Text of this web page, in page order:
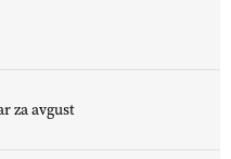
za avgust